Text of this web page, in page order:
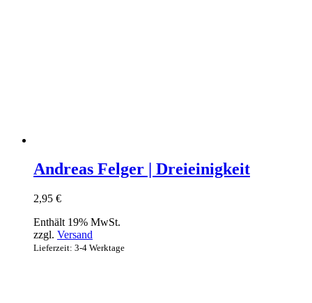
Andreas Felger | Dreieinigkeit
2,95 €
Enthält 19% MwSt.
zzgl. Versand
Lieferzeit: 3-4 Werktage